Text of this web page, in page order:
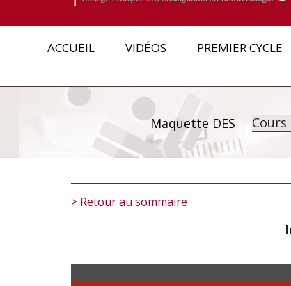
ACCUEIL VIDÉOS PREMIER CYCLE
Maquette DES
> Retour au sommaire